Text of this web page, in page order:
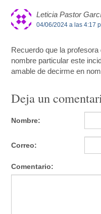
Leticia Pastor
04/06/2024 a las 4:17
Recuerdo que la
nombre particular este
amable de decirme en
Deja un
Nombre:
Correo:
Comentario: